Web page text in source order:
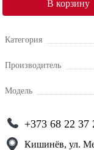
В корзину
Категория
Производитель
Модель
+373 68 22 37
Кишинёв, ул.